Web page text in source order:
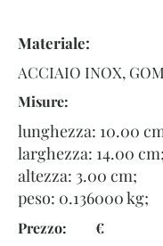
Materiale:
ACCIAIO INOX,
Misure:
lunghezza: 10.00
larghezza: 14.00 cm;
altezza: 3.00 cm;
peso: 0.136000kg;
Prezzo: €